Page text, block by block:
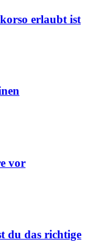
erlaubt ist
vor
du das richtige